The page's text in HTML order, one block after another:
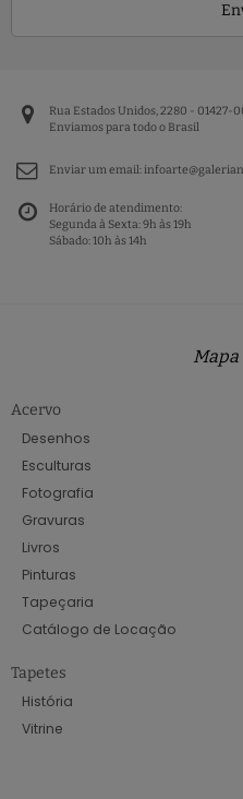
Rua Estados Unidos, 2280 - 01427-
Enviamos para todo o Brasil
Enviar um email:
Horário de atendimento:
Segunda à Sexta: 9h às 19h
Sábado: 10h às 14h
Mapa
Acervo
Desenhos
Esculturas
Fotografia
Gravuras
Livros
Pinturas
Tapeçaria
Catálogo de Locação
Tapetes
História
Vitrine